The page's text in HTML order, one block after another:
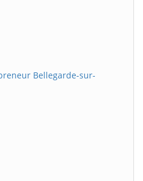
Bellegarde-sur-